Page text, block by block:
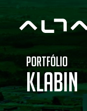
Portfólio
Klabin